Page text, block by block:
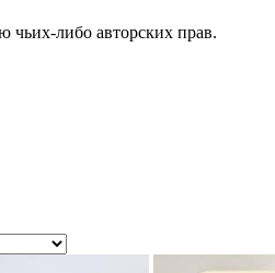
чьих-либо авторских прав.